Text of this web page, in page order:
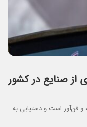
صنایع در کشور
فن‌آور است و دستیابی به